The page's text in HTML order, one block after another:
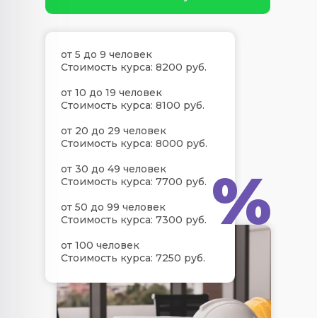
от 5 до 9 человек
Стоимость курса: 8200 руб.
от 10 до 19 человек
Стоимость курса: 8100 руб.
от 20 до 29 человек
Стоимость курса: 8000 руб.
от 30 до 49 человек
Стоимость курса: 7700 руб.
от 50 до 99 человек
Стоимость курса: 7300 руб.
от 100 человек
Стоимость курса: 7250 руб.
%